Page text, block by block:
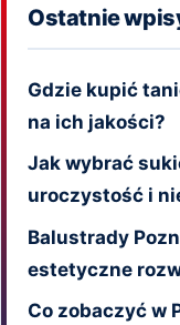
Ostatnie
Gdzie kupić
na ich jakości?
Jak wybrać
uroczystość i
Balustrady
estetyczne
Co zobaczyć w